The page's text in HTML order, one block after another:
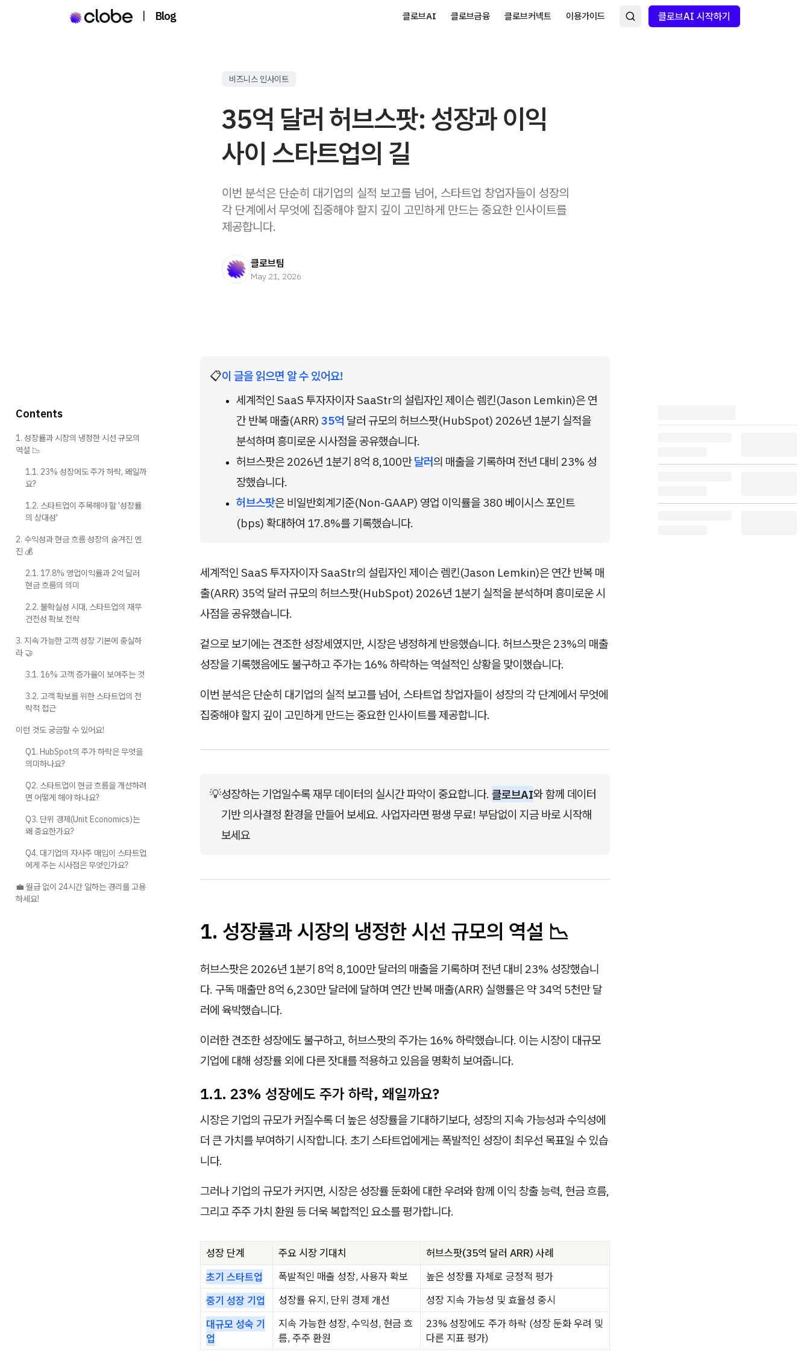
| Blog 클로브AI 클로브금융 클로브커넥트 이용가이드 클로브AI 시작하기
비즈니스 인사이트
35억 달러 허브스팟: 성장과 이익
사이 스타트업의 길
이번 분석은 단순히 대기업의 실적 보고를 넘어, 스타트업 창업자들이 성장의
각 단계에서 무엇에 집중해야 할지 깊이 고민하게 만드는 중요한 인사이트를
제공합니다.
클로브팀
May 21, 2026
📋이 글을 읽으면 알 수 있어요!
세계적인 SaaS 투자자이자 SaaStr의 설립자인 제이슨 렘킨(Jason Lemkin)은 연
간 반복 매출(ARR) 35억 달러 규모의 허브스팟(HubSpot) 2026년 1분기 실적을
분석하며 흥미로운 시사점을 공유했습니다.
허브스팟은 2026년 1분기 8억 8,100만 달러의 매출을 기록하며 전년 대비 23% 성
장했습니다.
허브스팟은 비일반회계기준(Non-GAAP) 영업 이익률을 380 베이시스 포인트
(bps) 확대하여 17.8%를 기록했습니다.
세계적인 SaaS 투자자이자 SaaStr의 설립자인 제이슨 렘킨(Jason Lemkin)은 연간 반복 매
출(ARR) 35억 달러 규모의 허브스팟(HubSpot) 2026년 1분기 실적을 분석하며 흥미로운 시
사점을 공유했습니다.
겉으로 보기에는 견조한 성장세였지만, 시장은 냉정하게 반응했습니다. 허브스팟은 23%의 매출
성장을 기록했음에도 불구하고 주가는 16% 하락하는 역설적인 상황을 맞이했습니다.
이번 분석은 단순히 대기업의 실적 보고를 넘어, 스타트업 창업자들이 성장의 각 단계에서 무엇에
집중해야 할지 깊이 고민하게 만드는 중요한 인사이트를 제공합니다.
💡성장하는 기업일수록 재무 데이터의 실시간 파악이 중요합니다. 클로브AI와 함께 데이터
기반 의사결정 환경을 만들어 보세요. 사업자라면 평생 무료! 부담없이 지금 바로 시작해
보세요
1. 성장률과 시장의 냉정한 시선 규모의 역설 📉
허브스팟은 2026년 1분기 8억 8,100만 달러의 매출을 기록하며 전년 대비 23% 성장했습니
다. 구독 매출만 8억 6,230만 달러에 달하며 연간 반복 매출(ARR) 실행률은 약 34억 5천만 달
러에 육박했습니다.
이러한 견조한 성장에도 불구하고, 허브스팟의 주가는 16% 하락했습니다. 이는 시장이 대규모
기업에 대해 성장률 외에 다른 잣대를 적용하고 있음을 명확히 보여줍니다.
1.1. 23% 성장에도 주가 하락, 왜일까요?
시장은 기업의 규모가 커질수록 더 높은 성장률을 기대하기보다, 성장의 지속 가능성과 수익성에
더 큰 가치를 부여하기 시작합니다. 초기 스타트업에게는 폭발적인 성장이 최우선 목표일 수 있습
니다.
그러나 기업의 규모가 커지면, 시장은 성장률 둔화에 대한 우려와 함께 이익 창출 능력, 현금 흐름,
그리고 주주 가치 환원 등 더욱 복합적인 요소를 평가합니다.
성장 단계 주요 시장 기대치
허브스팟(35억 달러 ARR) 사례
초기 스타트업
폭발적인 매출 성장, 사용자 확보
높은 성장률 자체로 긍정적 평가
중기 성장 기업
성장률 유지, 단위 경제 개선
성장 지속 가능성 및 효율성 중시
대규모 성숙 기
업
지속 가능한 성장, 수익성, 현금 흐
름, 주주 환원
23% 성장에도 주가 하락 (성장 둔화 우려 및
다른 지표 평가)
Contents
1. 성장률과 시장의 냉정한 시선 규모의
역설 📉
1.1. 23% 성장에도 주가 하락, 왜일까
요?
1.2. 스타트업이 주목해야 할 '성장률
의 상대성'
2. 수익성과 현금 흐름 성장의 숨겨진 엔
진 💰
2.1. 17.8% 영업이익률과 2억 달러
현금 흐름의 의미
2.2. 불확실성 시대, 스타트업의 재무
건전성 확보 전략
3. 지속 가능한 고객 성장 기본에 충실하
라 🤝
3.1. 16% 고객 증가율이 보여주는 것
3.2. 고객 확보를 위한 스타트업의 전
략적 접근
이런 것도 궁금할 수 있어요!
Q1. HubSpot의 주가 하락은 무엇을
의미하나요?
Q2. 스타트업이 현금 흐름을 개선하려
면 어떻게 해야 하나요?
Q3. 단위 경제(Unit Economics)는
왜 중요한가요?
Q4. 대기업의 자사주 매입이 스타트업
에게 주는 시사점은 무엇인가요?
💼 월급 없이 24시간 일하는 경리를 고용
하세요!